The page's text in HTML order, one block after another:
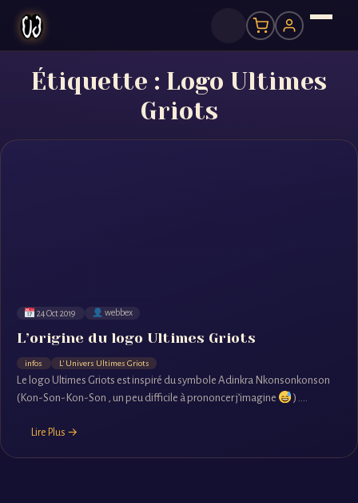
Étiquette : Logo Ultimes
Griots
24 Oct 2019 webbex
L’origine du logo Ultimes Griots
infos L' Univers Ultimes Griots
Le logo Ultimes Griots est inspiré du symbole Adinkra Nkonsonkonson
(Kon-Son-Kon-Son , un peu difficile à prononcer j’imagine
) ....
Lire Plus →